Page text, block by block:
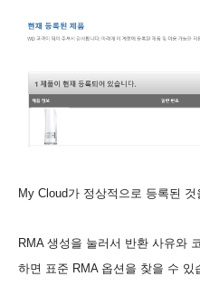
My Cloud가 정상적으로 등록된
RMA 생성을 눌러서 반환 사유와
하면 표준 RMA 옵션을 찾을 수 있